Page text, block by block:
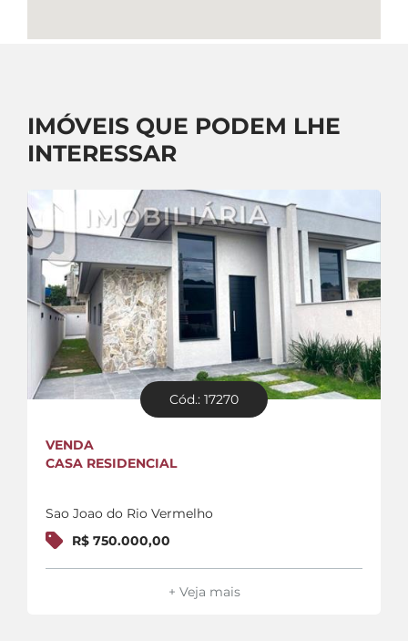
IMÓVEIS QUE PODEM LHE
INTERESSAR
Cód.: 17270
VENDA
CASA RESIDENCIAL
Sao Joao do Rio Vermelho
R$ 750.000,00
+ Veja mais